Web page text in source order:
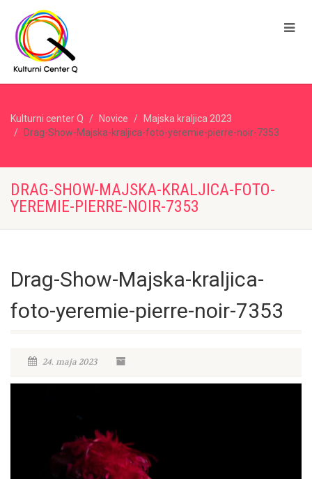
Kulturni center Q Novice
Majska kraljica 2023
Drag-Show-Majska-kraljica-foto-yeremie-pierre-noir-7353
DRAG-SHOW-MAJSKA-KRALJICA-FOTO-
YEREMIE-PIERRE-NOIR-7353
Drag-Show-Majska-kraljica-
foto-yeremie-pierre-noir-7353
24. maja 2023